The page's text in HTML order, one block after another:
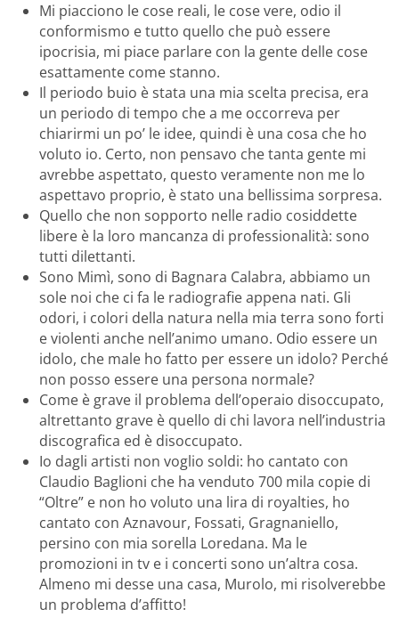
Mi piacciono le cose reali, le cose vere, odio il
conformismo e tutto quello che può essere
ipocrisia, mi piace parlare con la gente delle cose
esattamente come stanno.
Il periodo buio è stata una mia scelta precisa, era
un periodo di tempo che a me occorreva per
chiarirmi un po’ le idee, quindi è una cosa che ho
voluto io. Certo, non pensavo che tanta gente mi
avrebbe aspettato, questo veramente non me lo
aspettavo proprio, è stato una bellissima sorpresa.
Quello che non sopporto nelle radio cosiddette
libere è la loro mancanza di professionalità: sono
tutti dilettanti.
Sono Mimì, sono di Bagnara Calabra, abbiamo un
sole noi che ci fa le radiografie appena nati. Gli
odori, i colori della natura nella mia terra sono forti
e violenti anche nell’animo umano. Odio essere un
idolo, che male ho fatto per essere un idolo? Perché
non posso essere una persona normale?
Come è grave il problema dell’operaio disoccupato,
altrettanto grave è quello di chi lavora nell’industria
discografica ed è disoccupato.
Io dagli artisti non voglio soldi: ho cantato con
Claudio Baglioni che ha venduto 700 mila copie di
“Oltre” e non ho voluto una lira di royalties, ho
cantato con Aznavour, Fossati, Gragnaniello,
persino con mia sorella Loredana. Ma le
promozioni in tv e i concerti sono un’altra cosa.
Almeno mi desse una casa, Murolo, mi risolverebbe
un problema d’affitto!